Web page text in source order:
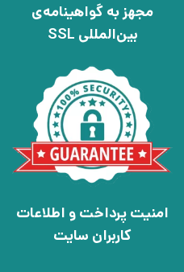
مجهز به گواهینامه‌ی
بین‌المللی SSL
امنیت پرداخت و اطلاعات
کاربران سایت